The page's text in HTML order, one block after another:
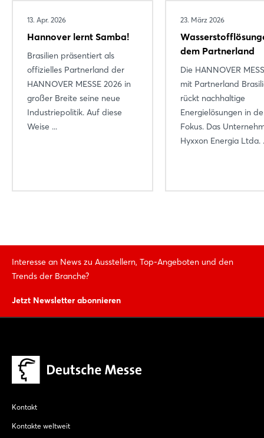
13. Apr. 2026
Hannover lernt Samba!
Brasilien präsentiert als
offizielles Partnerland der
HANNOVER MESSE 2026 in
großer Breite seine neue
Industriepolitik. Auf diese
Weise ...
23. März 2026
dem Partnerland
Die HANNOVER
mit Partnerland
rückt nachhaltige
Energielösungen in
Fokus. Das
Hyxxon Energia Ltda.
Interesse an News zu Ausstellern, Top-Angeboten und den
Trends der Branche?
Jetzt Newsletter abonnieren
Kontakt
Kontakte weltweit